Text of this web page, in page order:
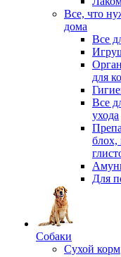
Все, что
дома
Все
для
Все
ухода
блох,
Для
Собаки
Сухой корм